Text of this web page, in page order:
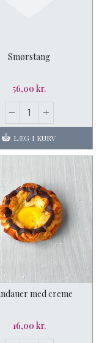
Smørstang
56,00 kr.
LÆG I KURV
med creme
16,00 kr.